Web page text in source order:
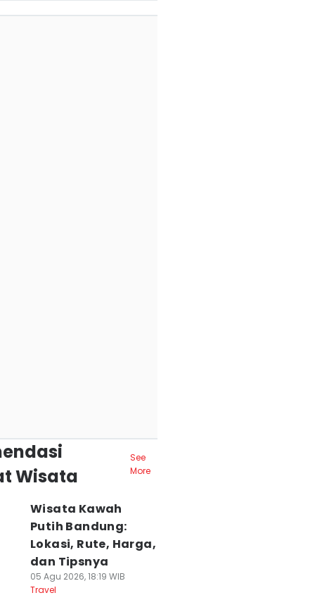
Wisata
See
More
Wisata Kawah
Putih Bandung:
Lokasi, Rute, Harga,
dan Tipsnya
05 Agu 2026, 18:19 WIB
Travel